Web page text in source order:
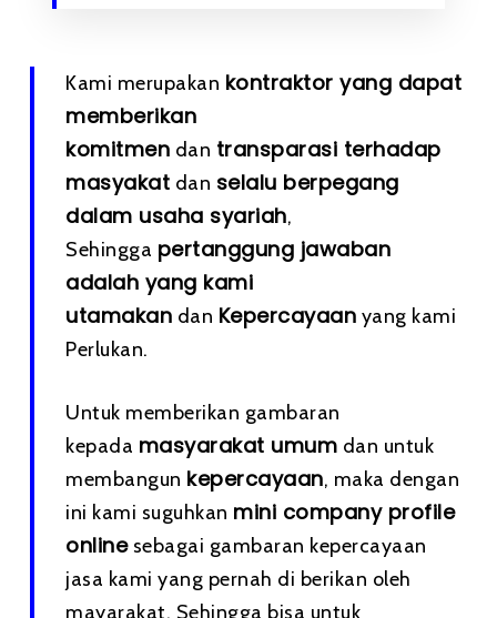
Kami merupakan kontraktor yang dapat
memberikan
komitmen dan transparasi terhadap
masyakat dan selalu berpegang
dalam usaha syariah,
Sehingga pertanggung jawaban
adalah yang kami
utamakan dan Kepercayaan yang kami
Perlukan.
Untuk memberikan gambaran
kepada masyarakat umum dan untuk
membangun kepercayaan, maka dengan
ini kami suguhkan mini company profile
onlinesebagai gambaran kepercayaan
jasa kami yang pernah di berikan oleh
mayarakat, Sehingga bisa untuk